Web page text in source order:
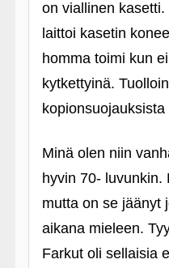
on viallinen
laittoi kasetin
homma toimi kun
kytkettyinä.
kopionsuojauksista
Minä olen niin
hyvin 70- luvunkin.
mutta on se jäänyt
aikana mieleen.
Farkut oli sellaisia